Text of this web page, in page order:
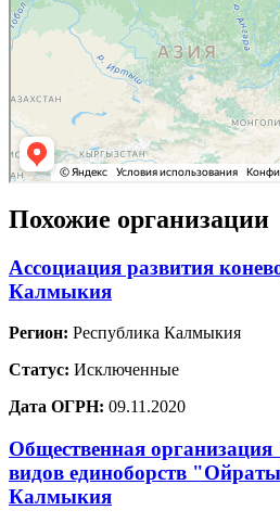
Похожие организации
Ассоциация развития
Калмыкия
Регион: Республика Калмыкия
Статус: Исключенные
Дата ОГРН: 09.11.2020
Общественная
видов единоборств
Калмыкия